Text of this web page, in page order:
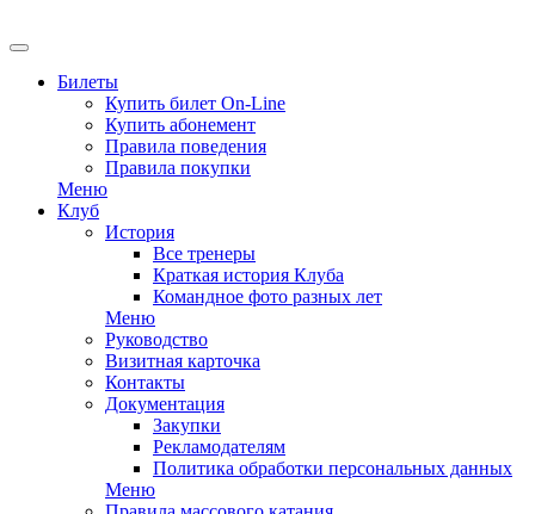
Билеты
Купить билет On-Line
Купить абонемент
Правила поведения
Правила покупки
Меню
Клуб
История
Все тренеры
Краткая история Клуба
Командное фото разных лет
Меню
Руководство
Визитная карточка
Контакты
Документация
Закупки
Рекламодателям
Политика обработки персональных данных
Меню